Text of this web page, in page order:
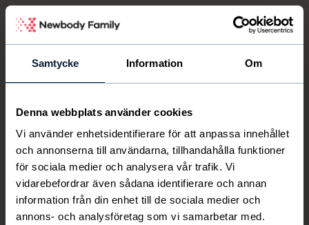
Samtycke Information Om
Denna webbplats använder cookies
Vi använder enhetsidentifierare för att anpassa innehållet
och annonserna till användarna, tillhandahålla funktioner
för sociala medier och analysera vår trafik. Vi
vidarebefordrar även sådana identifierare och annan
information från din enhet till de sociala medier och
annons- och analysföretag som vi samarbetar med.
Logga in
E-post
Newbody Family Portal